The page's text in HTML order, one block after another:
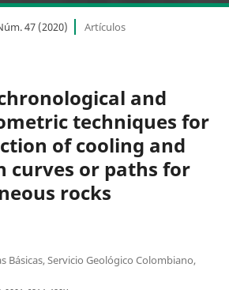
47 (2020) Artículos
and
techniques for
of cooling and
curves or paths for
rocks
Básicas, Servicio Geológico Colombiano,